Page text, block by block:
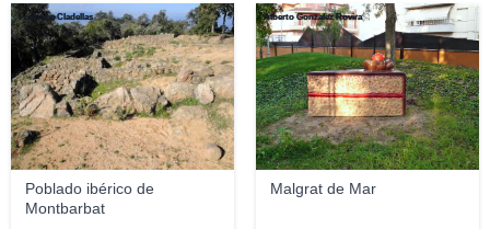
Poblado ibérico de
Montbarbat
Francesc Cladellas
Malgrat de Mar
Alberto Gonzalez Rovira